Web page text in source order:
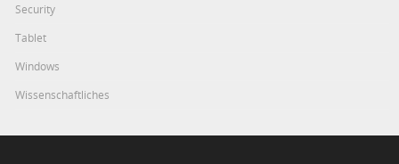
Security
Tablet
Windows
Wissenschaftliches